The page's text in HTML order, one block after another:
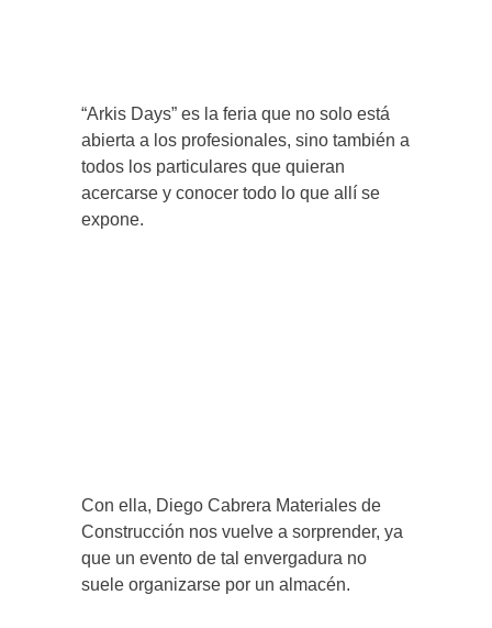
“Arkis Days” es la feria que no solo está
abierta a los profesionales, sino también a
todos los particulares que quieran
acercarse y conocer todo lo que allí se
expone.
Con ella, Diego Cabrera Materiales de
Construcción nos vuelve a sorprender, ya
que un evento de tal envergadura no
suele organizarse por un almacén.